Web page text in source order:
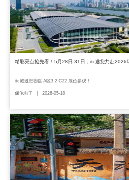
精彩亮点抢先看！5月28日-31日，itc邀您共赴2026
itc诚邀您莅临 A区3.2 C22 展位参观！
保伦电子 | 2026-05-18